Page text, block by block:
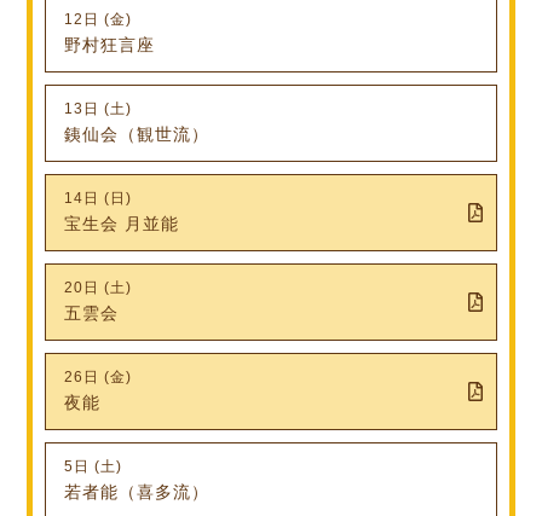
12日 (金)
野村狂言座
13日 (土)
銕仙会（観世流）
14日 (日)
宝生会 月並能
20日 (土)
五雲会
26日 (金)
夜能
5日 (土)
若者能（喜多流）